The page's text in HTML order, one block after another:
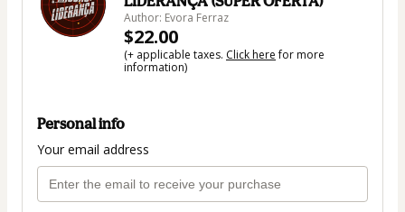
Author: Evora Ferraz
$22.00
(+ applicable taxes. Click herefor more
information)
Personal info
Your email address